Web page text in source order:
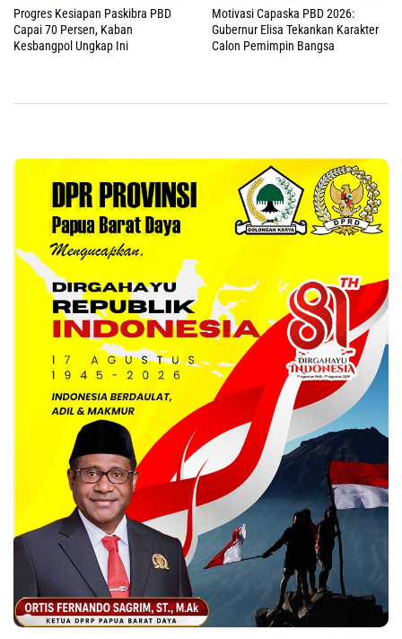
Progres Kesiapan Paskibra PBD
Capai 70 Persen, Kaban
Kesbangpol Ungkap Ini
Motivasi Capaska PBD 2026:
Gubernur Elisa Tekankan Karakter
Calon Pemimpin Bangsa